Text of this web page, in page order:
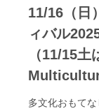
11/16（日
ィバル
（11/15土
多文化おもて